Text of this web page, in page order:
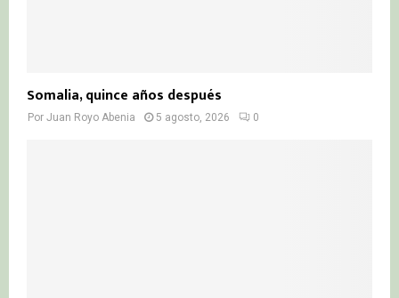
Somalia, quince años después
Por Juan Royo Abenia 5 agosto, 2026 0